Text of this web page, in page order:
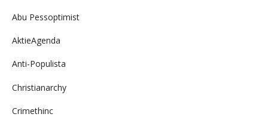
Abu Pessoptimist
AktieAgenda
Anti-Populista
Christianarchy
Crimethinc